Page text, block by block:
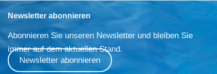
Newsletter abonnieren
Abonnieren Sie unseren Newsletter und bleiben Sie
immer auf dem aktuellen Stand.
Newsletter abonnieren